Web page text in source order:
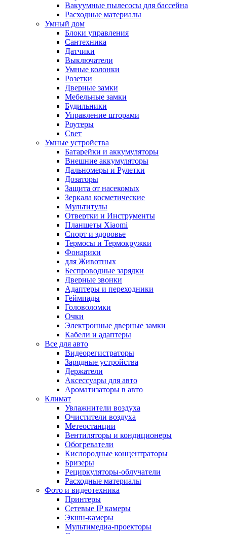
Вакуумные пылесосы для бассейна
Расходные материалы
Умный дом
Блоки управления
Сантехника
Датчики
Выключатели
Умные колонки
Розетки
Дверные замки
Мебельные замки
Будильники
Управление шторами
Роутеры
Свет
Умные устройства
Батарейки и аккумуляторы
Внешние аккумуляторы
Дальномеры и Рулетки
Дозаторы
Защита от насекомых
Зеркала косметические
Мультитулы
Отвертки и Инструменты
Планшеты Xiaomi
Спорт и здоровье
Термосы и Термокружки
Фонарики
для Животных
Беспроводные зарядки
Дверные звонки
Адаптеры и переходники
Геймпады
Головоломки
Очки
Электронные дверные замки
Кабели и адаптеры
Все для авто
Видеорегистраторы
Зарядные устройства
Держатели
Аксессуары для авто
Ароматизаторы в авто
Климат
Увлажнители воздуха
Очистители воздуха
Метеостанции
Вентиляторы и кондиционеры
Обогреватели
Кислородные концентраторы
Бризеры
Рециркуляторы-облучатели
Расходные материалы
Фото и видеотехника
Принтеры
Сетевые IP камеры
Экшн-камеры
Мультимедиа-проекторы